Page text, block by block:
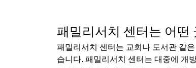
패밀리서치 센터는 어떤
패밀리서치 센터는 교회나 도서관 같
습니다. 패밀리서치 센터는 대중에 개